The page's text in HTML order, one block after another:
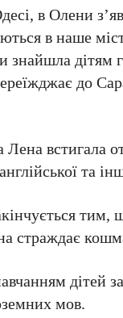
в Олени
в наше
дітям
до
встигала
та
тим,
страждає
мов.